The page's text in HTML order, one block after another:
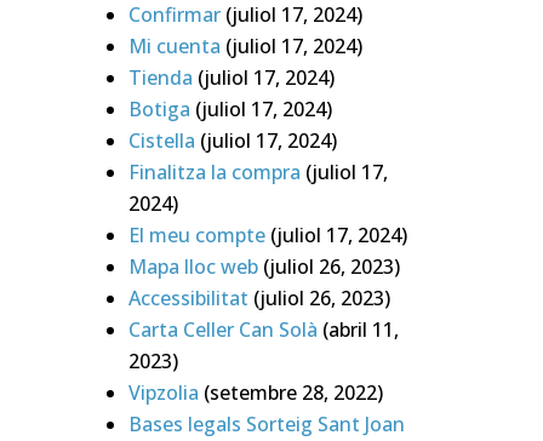
Confirmar (juliol 17, 2024)
Mi cuenta (juliol 17, 2024)
Tienda (juliol 17, 2024)
Botiga (juliol 17, 2024)
Cistella (juliol 17, 2024)
Finalitza la compra (juliol 17,
2024)
El meu compte (juliol 17, 2024)
Mapa lloc web (juliol 26, 2023)
Accessibilitat (juliol 26, 2023)
Carta Celler Can Solà (abril 11,
2023)
Vipzolia (setembre 28, 2022)
Bases legals Sorteig Sant Joan